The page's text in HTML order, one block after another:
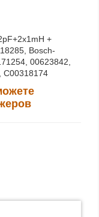
+
Bosch-
00623842,
C00318174